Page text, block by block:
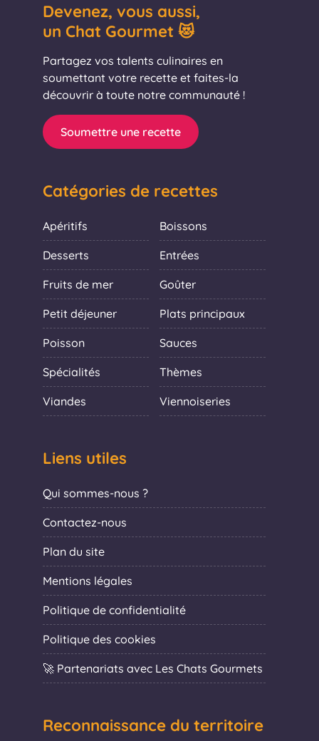
Devenez, vous aussi,
un Chat Gourmet 😻
Partagez vos talents culinaires en
soumettant votre recette et faites-la
découvrir à toute notre communauté !
Soumettre une recette
Catégories de recettes
Apéritifs Boissons
Desserts Entrées
Fruits de mer Goûter
Petit déjeuner Plats principaux
Poisson Sauces
Spécialités Thèmes
Viandes Viennoiseries
Liens utiles
Qui sommes-nous ?
Contactez-nous
Plan du site
Mentions légales
Politique de confidentialité
Politique des cookies
🚀 Partenariats avec Les Chats Gourmets
Reconnaissance du territoire